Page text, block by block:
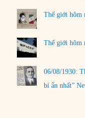
Thế giới hôm
Thế giới hôm
06/08/1930:
bí ẩn nhất”